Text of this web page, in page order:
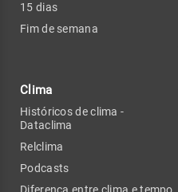
15 dias
Fim de semana
Clima
Históricos de clima -
Dataclima
Relclima
Podcasts